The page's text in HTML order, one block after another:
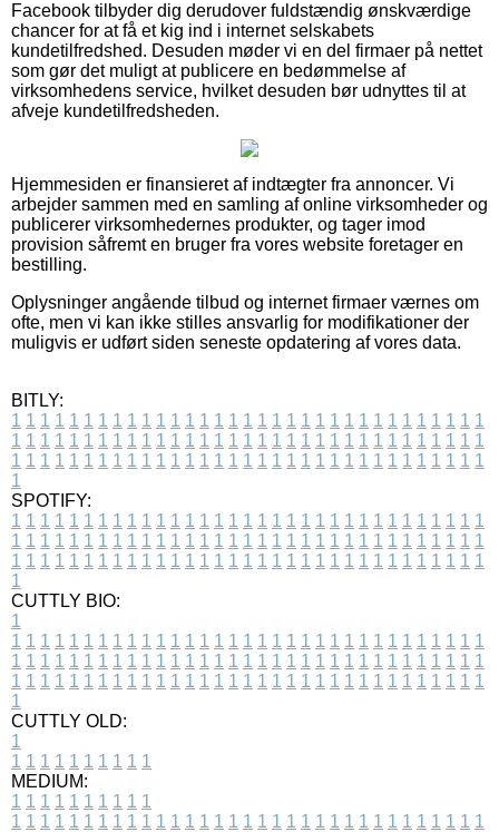
Facebook tilbyder dig derudover fuldstændig ønskværdige
chancer for at få et kig ind i internet selskabets
kundetilfredshed. Desuden møder vi en del firmaer på nettet
som gør det muligt at publicere en bedømmelse af
virksomhedens service, hvilket desuden bør udnyttes til at
afveje kundetilfredsheden.
Hjemmesiden er finansieret af indtægter fra annoncer. Vi
arbejder sammen med en samling af online virksomheder og
publicerer virksomhedernes produkter, og tager imod
provision såfremt en bruger fra vores website foretager en
bestilling.
Oplysninger angående tilbud og internet firmaer værnes om
ofte, men vi kan ikke stilles ansvarlig for modifikationer der
muligvis er udført siden seneste opdatering af vores data.
BITLY:
1 1 1 1 1 1 1 1 1 1 1 1 1 1 1 1 1 1 1 1 1 1 1 1 1 1 1 1 1 1 1 1 1
1 1 1 1 1 1 1 1 1 1 1 1 1 1 1 1 1 1 1 1 1 1 1 1 1 1 1 1 1 1 1 1 1
1 1 1 1 1 1 1 1 1 1 1 1 1 1 1 1 1 1 1 1 1 1 1 1 1 1 1 1 1 1 1 1 1
1
SPOTIFY:
1 1 1 1 1 1 1 1 1 1 1 1 1 1 1 1 1 1 1 1 1 1 1 1 1 1 1 1 1 1 1 1 1
1 1 1 1 1 1 1 1 1 1 1 1 1 1 1 1 1 1 1 1 1 1 1 1 1 1 1 1 1 1 1 1 1
1 1 1 1 1 1 1 1 1 1 1 1 1 1 1 1 1 1 1 1 1 1 1 1 1 1 1 1 1 1 1 1 1
1
CUTTLY BIO:
1
1 1 1 1 1 1 1 1 1 1 1 1 1 1 1 1 1 1 1 1 1 1 1 1 1 1 1 1 1 1 1 1 1
1 1 1 1 1 1 1 1 1 1 1 1 1 1 1 1 1 1 1 1 1 1 1 1 1 1 1 1 1 1 1 1 1
1 1 1 1 1 1 1 1 1 1 1 1 1 1 1 1 1 1 1 1 1 1 1 1 1 1 1 1 1 1 1 1 1
1
CUTTLY OLD:
1
1 1 1 1 1 1 1 1 1 1
MEDIUM:
1 1 1 1 1 1 1 1 1 1
1 1 1 1 1 1 1 1 1 1 1 1 1 1 1 1 1 1 1 1 1 1 1 1 1 1 1 1 1 1 1 1 1